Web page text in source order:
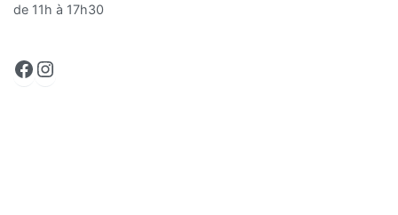
de 11h à 17h30
Facebook